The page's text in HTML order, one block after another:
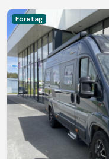
Företag